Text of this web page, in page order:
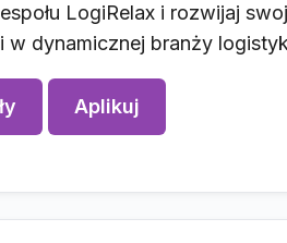
LogiRelax i rozwijaj
w dynamicznej branży
Aplikuj